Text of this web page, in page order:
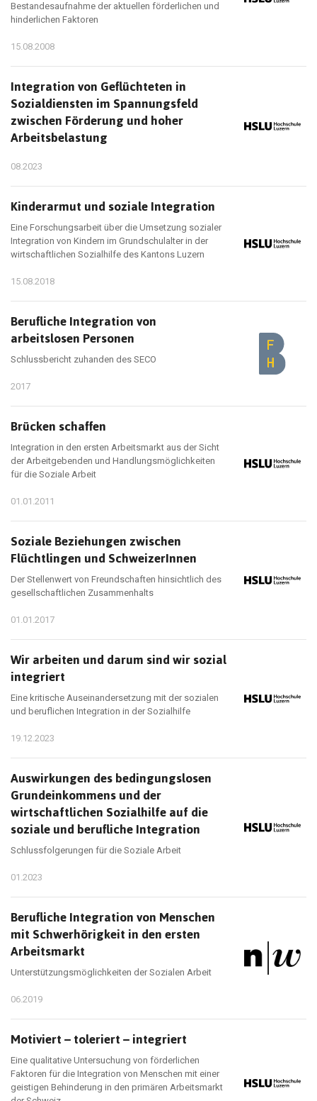
Bestandesaufnahme der aktuellen förderlichen und
hinderlichen Faktoren
15.08.2008
Integration von Geflüchteten in
Sozialdiensten im Spannungsfeld
zwischen Förderung und hoher
Arbeitsbelastung
08.2023
Kinderarmut und soziale Integration
Eine Forschungsarbeit über die Umsetzung sozialer
Integration von Kindern im Grundschulalter in der
wirtschaftlichen Sozialhilfe des Kantons Luzern
15.08.2018
Berufliche Integration von
arbeitslosen Personen
Schlussbericht zuhanden des SECO
2017
Brücken schaffen
Integration in den ersten Arbeitsmarkt aus der Sicht
der Arbeitgebenden und Handlungsmöglichkeiten
für die Soziale Arbeit
01.01.2011
Soziale Beziehungen zwischen
Flüchtlingen und SchweizerInnen
Der Stellenwert von Freundschaften hinsichtlich des
gesellschaftlichen Zusammenhalts
01.01.2017
Wir arbeiten und darum sind wir sozial
integriert
Eine kritische Auseinandersetzung mit der sozialen
und beruflichen Integration in der Sozialhilfe
19.12.2023
Auswirkungen des bedingungslosen
Grundeinkommens und der
wirtschaftlichen Sozialhilfe auf die
soziale und berufliche Integration
Schlussfolgerungen für die Soziale Arbeit
01.2023
Berufliche Integration von Menschen
mit Schwerhörigkeit in den ersten
Arbeitsmarkt
Unterstützungsmöglichkeiten der Sozialen Arbeit
06.2019
Motiviert – toleriert – integriert
Eine qualitative Untersuchung von förderlichen
Faktoren für die Integration von Menschen mit einer
geistigen Behinderung in den primären Arbeitsmarkt